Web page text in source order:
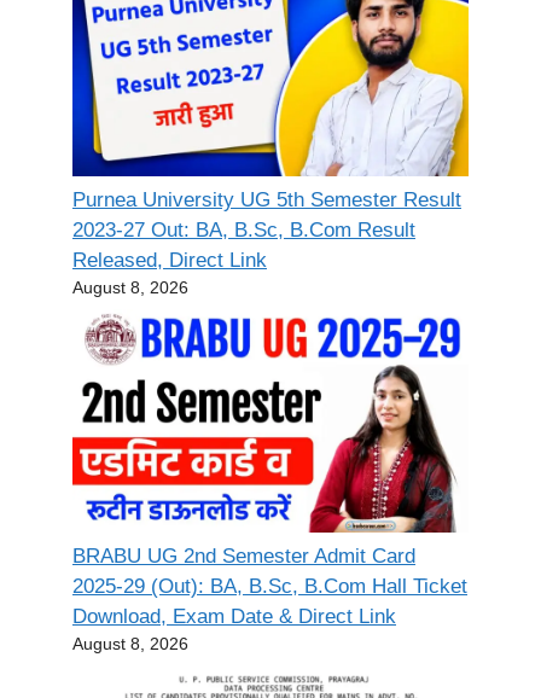
Purnea University UG 5th Semester Result
2023-27 Out: BA, B.Sc, B.Com Result
Released, Direct Link
August 8, 2026
BRABU UG 2nd Semester Admit Card
2025-29 (Out): BA, B.Sc, B.Com Hall Ticket
Download, Exam Date & Direct Link
August 8, 2026